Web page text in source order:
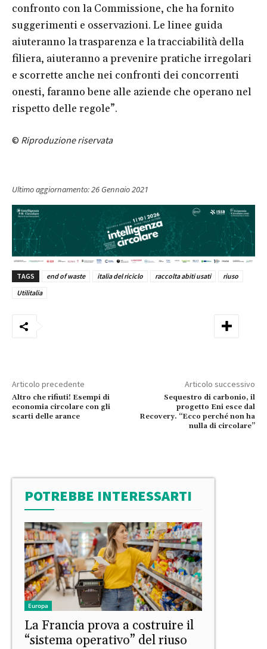
confronto con la Commissione, che ha fornito
suggerimenti e osservazioni. Le linee guida
aiuteranno la trasparenza e la tracciabilità della
filiera, aiuteranno a prevenire pratiche irregolari
e scorrette anche nei confronti dei concorrenti
onesti, faranno bene alle aziende che operano nel
rispetto delle regole”.
© Riproduzione riservata
Ultimo aggiornamento:26 Gennaio 2021
TAGS end of waste italia del riciclo raccolta abiti usati
riuso
Utilitalia
Articolo precedente
Altro che rifiuti! Esempi di
economia circolare con gli
scarti delle arance
Articolo successivo
Sequestro di carbonio, il
progetto Eni esce dal
Recovery. “Ecco perché non ha
nulla di circolare”
POTREBBE INTERESSARTI
Europa
La Francia prova a costruire il
“sistema operativo” del riuso